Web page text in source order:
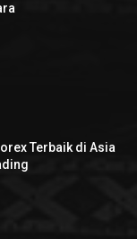
Terbaik di Asia